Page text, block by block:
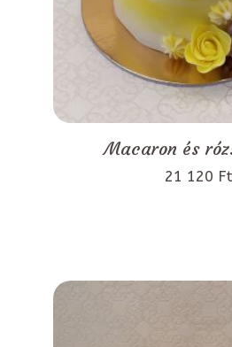
Macaron és
21 120 Ft